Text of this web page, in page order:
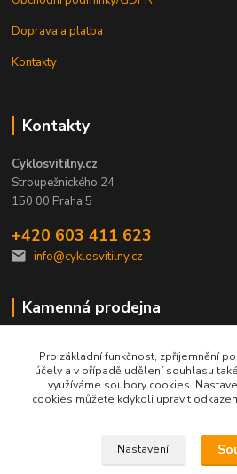
Doprava a platba
Kontakty
Kontakty
Cyklosvitilny.cz
Stroupežnického 24
150 00 Praha 5
+420 603 411 623
info@cyklosvitilny.cz
Kamenná prodejna
Po-Pá: 9-17h
Pro základní funkčnost, zpříjemnění
účely a v případě udělení souhlasu
využíváme soubory cookies.
cookies můžete kdykoli upravit
Nastavení